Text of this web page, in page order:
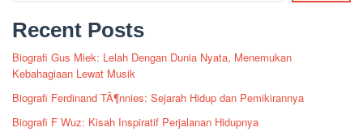
Recent Posts
Biografi Gus Miek: Lelah Dengan Dunia Nyata, Menemukan
Kebahagiaan Lewat Musik
Biografi Ferdinand TÃ¶nnies: Sejarah Hidup dan Pemikirannya
Biografi F Wuz: Kisah Inspiratif Perjalanan Hidupnya